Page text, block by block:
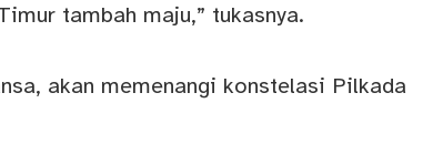
tambah maju,” tukasnya.
akan memenangi konstelasi Pilkada